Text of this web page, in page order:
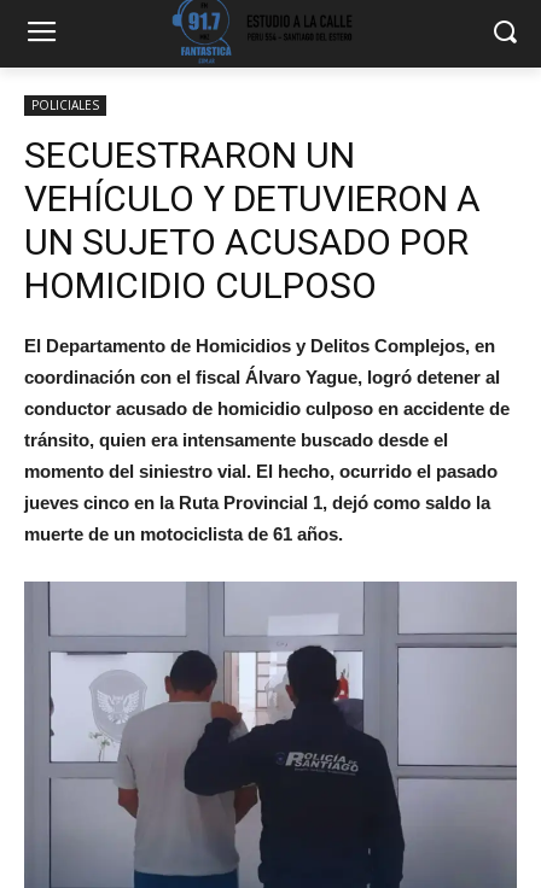
POLICIALES
SECUESTRARON UN
VEHÍCULO Y DETUVIERON A
UN SUJETO ACUSADO POR
HOMICIDIO CULPOSO
El Departamento de Homicidios y Delitos Complejos, en
coordinación con el fiscal Álvaro Yague, logró detener al
conductor acusado de homicidio culposo en accidente de
tránsito, quien era intensamente buscado desde el
momento del siniestro vial. El hecho, ocurrido el pasado
jueves cinco en la Ruta Provincial 1, dejó como saldo la
muerte de un motociclista de 61 años.